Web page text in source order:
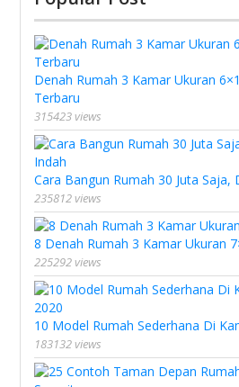
Denah Rumah 3 Kamar Ukuran
Terbaru
315423 views
Cara Bangun Rumah 30 Juta Saja,
235812 views
8 Denah Rumah 3 Kamar Ukuran
225292 views
10 Model Rumah Sederhana Di
183132 views